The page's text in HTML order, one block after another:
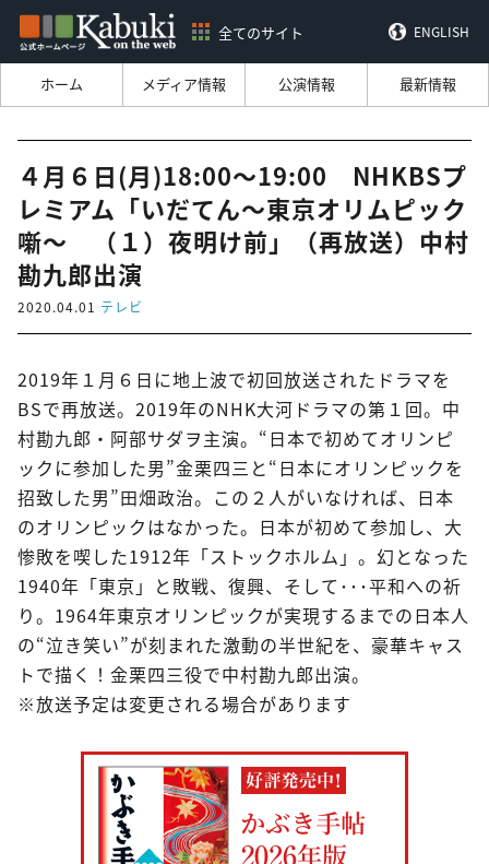
全てのサイト ENGLISH
ホーム メディア情報 公演情報 最新情報
４月６日(月)18:00～19:00 NHKBSプ
レミアム「いだてん～東京オリムピック
噺～ （１）夜明け前」（再放送）中村
勘九郎出演
2020.04.01 テレビ
2019年１月６日に地上波で初回放送されたドラマを
BSで再放送。2019年のNHK大河ドラマの第１回。中
村勘九郎・阿部サダヲ主演。“日本で初めてオリンピ
ックに参加した男”金栗四三と“日本にオリンピックを
招致した男”田畑政治。この２人がいなければ、日本
のオリンピックはなかった。日本が初めて参加し、大
惨敗を喫した1912年「ストックホルム」。幻となった
1940年「東京」と敗戦、復興、そして･･･平和への祈
り。1964年東京オリンピックが実現するまでの日本人
の“泣き笑い”が刻まれた激動の半世紀を、豪華キャス
トで描く！金栗四三役で中村勘九郎出演。
※放送予定は変更される場合があります